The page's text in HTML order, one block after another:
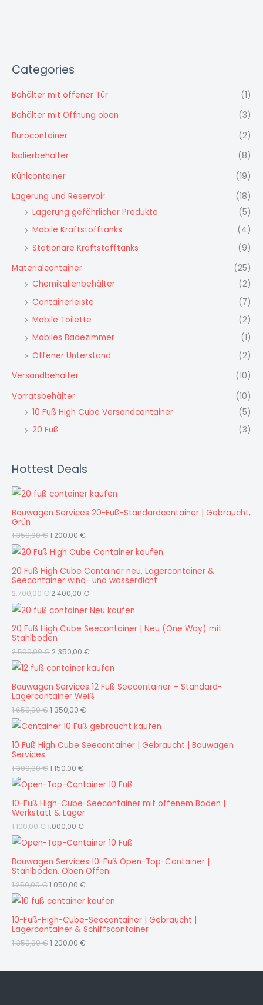
Categories
Behälter mit offener Tür
(1)
Behälter mit Öffnung oben
(3)
Bürocontainer
(2)
Isolierbehälter
(8)
Kühlcontainer
(19)
Lagerung und Reservoir
(18)
Lagerung gefährlicher Produkte
(5)
Mobile Kraftstofftanks
(4)
Stationäre Kraftstofftanks
(9)
Materialcontainer
(25)
Chemikalienbehälter
(2)
Containerleiste
(7)
Mobile Toilette
(2)
Mobiles Badezimmer
(1)
Offener Unterstand
(2)
Versandbehälter
(10)
Vorratsbehälter
(10)
10 Fuß High Cube Versandcontainer
(5)
20 Fuß
(3)
Hottest Deals
Bauwagen Services 20-Fuß-Standardcontainer | Gebraucht,
Grün
1.350,00€1.200,00 €
20 Fuß High Cube Container neu, Lagercontainer &
Seecontainer wind- und wasserdicht
2.700,00€ 2.400,00 €
20 Fuß High Cube Seecontainer | Neu (One Way) mit
Stahlboden
2.500,00€ 2.350,00 €
Bauwagen Services 12 Fuß Seecontainer – Standard-
Lagercontainer Weiß
1.650,00€1.350,00 €
10 Fuß High Cube Seecontainer | Gebraucht | Bauwagen
Services
1.300,00€1.150,00 €
10-Fuß High-Cube-Seecontainer mit offenem Boden |
Werkstatt & Lager
1.100,00€1.000,00 €
Bauwagen Services 10-Fuß Open-Top-Container |
Stahlboden, Oben Offen
1.250,00€1.050,00 €
10-Fuß-High-Cube-Seecontainer | Gebraucht |
Lagercontainer & Schiffscontainer
1.350,00€1.200,00 €